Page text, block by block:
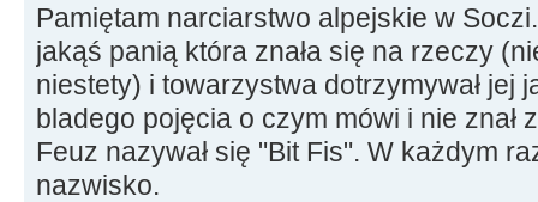
Pamiętam narciarstwo alpejskie w
jakąś panią która znała się na rzeczy
niestety) i towarzystwa dotrzymywał jej
bladego pojęcia o czym mówi i nie znał
Feuz nazywał się "Bit Fis". W każdym
nazwisko.